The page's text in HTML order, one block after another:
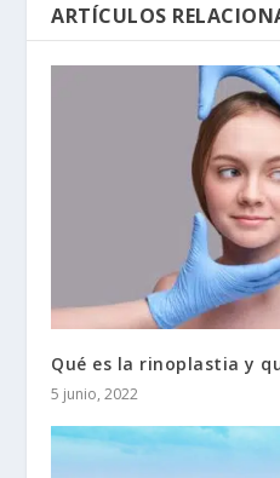
ARTÍCULOS
Qué es la rinoplastia y
5 junio, 2022